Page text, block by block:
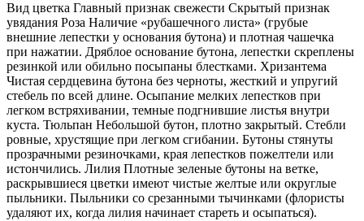
Вид цветка Главный признак свежести Скрытый признак
увядания Роза Наличие «рубашечного листа» (грубые
внешние лепестки у основания бутона) и плотная чашечка
при нажатии. Дряблое основание бутона, лепестки скреплены
резинкой или обильно посыпаны блестками. Хризантема
Чистая сердцевина бутона без черноты, жесткий и упругий
стебель по всей длине. Осыпание мелких лепестков при
легком встряхивании, темные подгнившие листья внутри
куста. Тюльпан Небольшой бутон, плотно закрытый. Стебли
ровные, хрустящие при легком сгибании. Бутоны стянуты
прозрачными резиночками, края лепестков пожелтели или
истончились. Лилия Плотные зеленые бутоны на ветке,
раскрывшиеся цветки имеют чистые желтые или округлые
пыльники. Пыльники со срезанными тычинками (флористы
удаляют их, когда лилия начинает стареть и осыпаться).